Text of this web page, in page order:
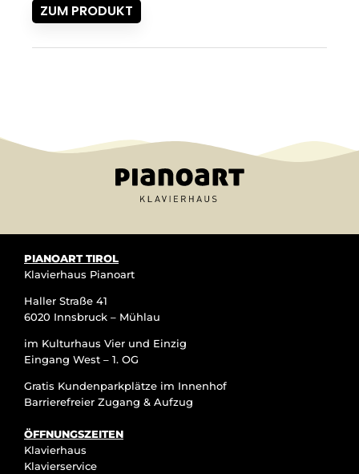
1.590€
1.279€.
ZUM PRODUKT
PIANOART TIROL
Klavierhaus Pianoart
Haller Straße 41
6020 Innsbruck – Mühlau
im Kulturhaus Vier und Einzig
Eingang West – 1. OG
Gratis Kundenparkplätze im Innenhof
Barrierefreier Zugang & Aufzug
ÖFFNUNGSZEITEN
Klavierhaus
Klavierservice